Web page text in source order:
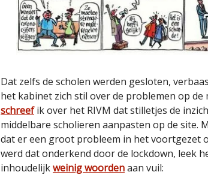
Dat zelfs de scholen werden gesloten,
het kabinet zich stil over de problemen op
schreefik over het RIVM dat stilletjes de
middelbare scholieren aanpasten op de site.
dat er een groot probleem in het voortgezet
werd dat onderkend door de lockdown, leek
inhoudelijkweinig woordenaan vuil: